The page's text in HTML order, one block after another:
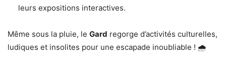
leurs expositions interactives.
Même sous la pluie, le Gard regorge d’activités culturelles,
ludiques et insolites pour une escapade inoubliable ! 🌧️